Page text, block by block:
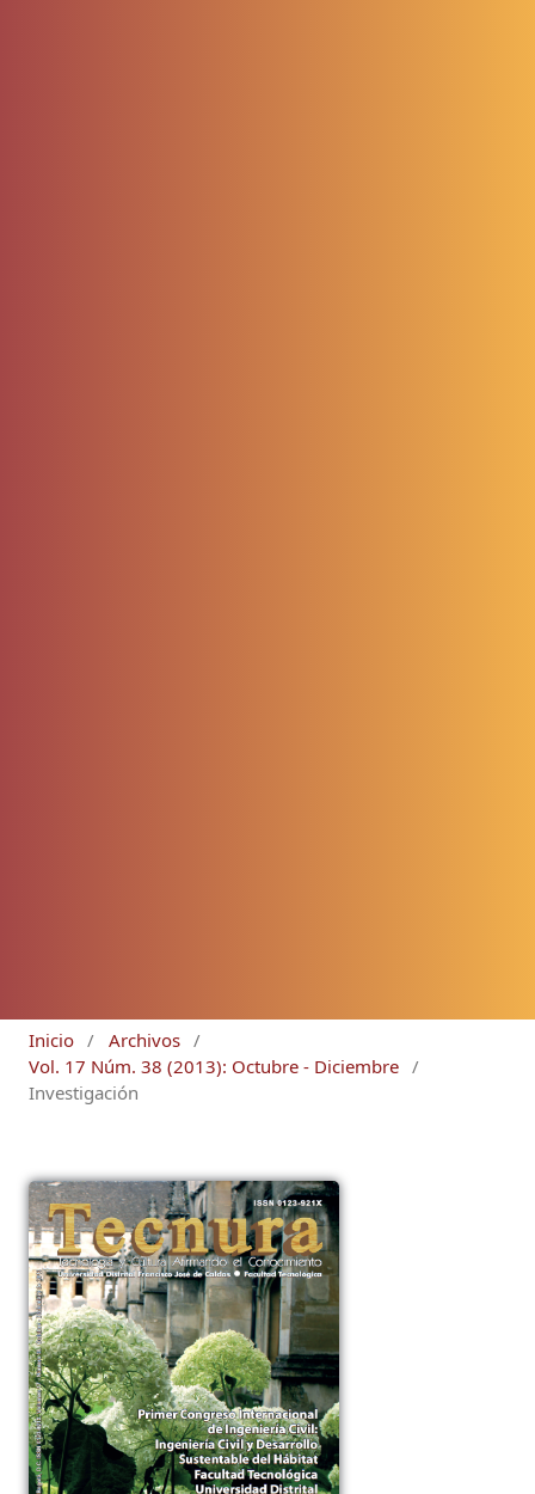
Inicio / Archivos /
Vol. 17 Núm. 38 (2013): Octubre - Diciembre /
Investigación